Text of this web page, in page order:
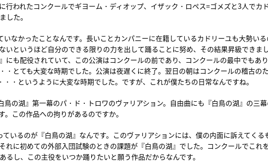
行われたコンクールでギヨーム・ディオップ、イザック・ロペス=ゴメズと3人でカド
した。
なかったことなんです。長いことカンパニーに在籍しているカドリーユも大勢いる
いというほど自分のできる限りの力を出して踊ることに努め、その結果昇級できま
にも配役されていて、この公演はコンクールの前であり、コンクールの最中でもあり
・とても大変な時期でした。公演は夜遅くに終了。翌日の朝はコンクールの稽古の
・というように大変な時期でした。ですが、これが僕たちの日常なんですね。
鳥の湖』第一幕のパ・ド・トロワのヴァリアション。自由曲にも『白鳥の湖』の三
。この作品への拘りがあるのですか。
いるのが『白鳥の湖』なんです。このヴァリアションには、僕の内面に訴えてくる
れに初めての外部入団試験のときの課題が『白鳥の湖』でした。コンクールでこれ
るし、この主役をいつか踊りたいと願う作品だからなんです。